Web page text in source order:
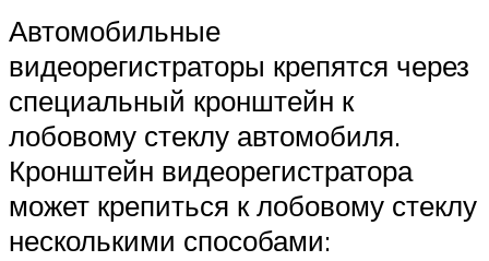
Автомобильные
видеорегистраторы крепятся через
специальный кронштейн к
лобовому стеклу автомобиля.
Кронштейн видеорегистратора
может крепиться к лобовому стеклу
несколькими способами: